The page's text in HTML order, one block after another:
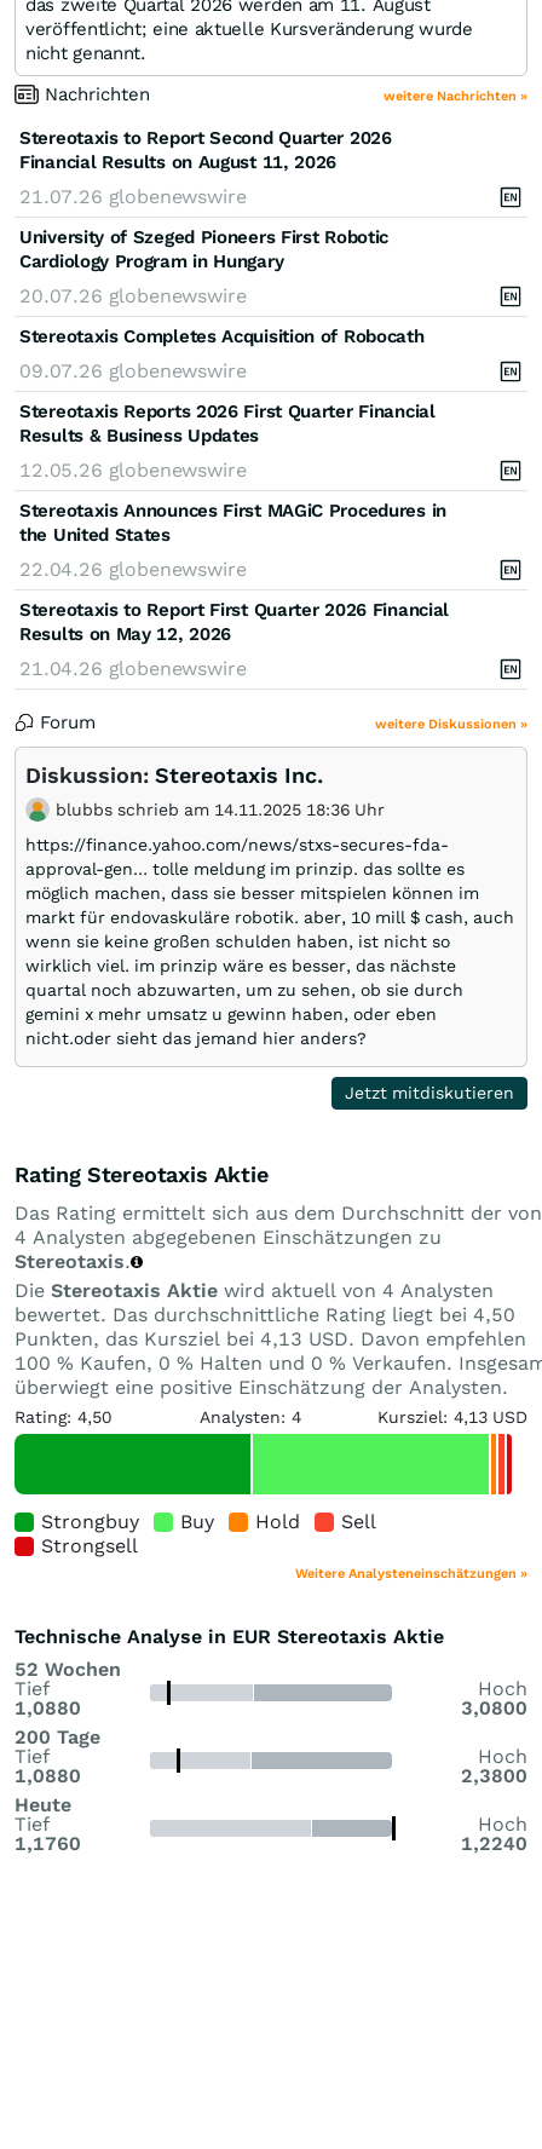
das zweite Quartal 2026 werden am 11. August
veröffentlicht; eine aktuelle Kursveränderung wurde
nicht genannt.
Nachrichten
weitere Nachrichten »
Stereotaxis to Report Second Quarter 2026
Financial Results on August 11, 2026
21.07.26 globenewswire
University of Szeged Pioneers First Robotic
Cardiology Program in Hungary
20.07.26 globenewswire
Stereotaxis Completes Acquisition of Robocath
09.07.26 globenewswire
Stereotaxis Reports 2026 First Quarter Financial
Results & Business Updates
12.05.26 globenewswire
Stereotaxis Announces First MAGiC Procedures in
the United States
22.04.26 globenewswire
Stereotaxis to Report First Quarter 2026 Financial
Results on May 12, 2026
21.04.26 globenewswire
Forum weitere Diskussionen »
Diskussion: Stereotaxis Inc.
blubbs schrieb am 14.11.2025 18:36 Uhr
https://finance.yahoo.com/news/stxs-secures-fda-
approval-gen… tolle meldung im prinzip. das sollte es
möglich machen, dass sie besser mitspielen können im
markt für endovaskuläre robotik. aber, 10 mill $ cash, auch
wenn sie keine großen schulden haben, ist nicht so
wirklich viel. im prinzip wäre es besser, das nächste
quartal noch abzuwarten, um zu sehen, ob sie durch
gemini x mehr umsatz u gewinn haben, oder eben
nicht.oder sieht das jemand hier anders?
Jetzt mitdiskutieren
Rating Stereotaxis Aktie
Das Rating ermittelt sich aus dem Durchschnitt der von
4 Analysten abgegebenen Einschätzungen zu
Stereotaxis.
Die Stereotaxis Aktie wird aktuell von 4 Analysten
bewertet. Das durchschnittliche Rating liegt bei 4,50
Punkten, das Kursziel bei 4,13 USD. Davon empfehlen
100 % Kaufen, 0 % Halten und 0 % Verkaufen.
überwiegt eine positive Einschätzung der Analysten.
Rating: 4,50 Analysten: 4 Kursziel: 4,13 USD
Strongbuy Buy Hold
Sell
Strongsell
Weitere Analysteneinschätzungen »
Technische Analyse in EUR Stereotaxis Aktie
52 Wochen
Tief
1,0880
Hoch
3,0800
200 Tage
Tief
1,0880
Hoch
2,3800
Heute
Tief
1,1760
Hoch
1,2240